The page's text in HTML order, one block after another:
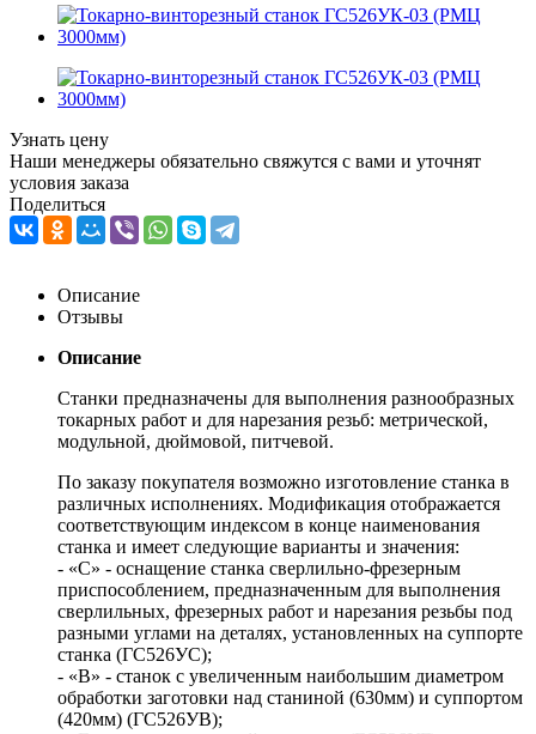
Узнать цену
Наши менеджеры обязательно свяжутся с вами и уточнят
условия заказа
Поделиться
Описание
Отзывы
Описание
Станки предназначены для выполнения разнообразных
токарных работ и для нарезания резьб: метрической,
модульной, дюймовой, питчевой.
По заказу покупателя возможно изготовление станка в
различных исполнениях. Модификация отображается
соответствующим индексом в конце наименования
станка и имеет следующие варианты и значения:
- «С» - оснащение станка сверлильно-фрезерным
приспособлением, предназначенным для выполнения
сверлильных, фрезерных работ и нарезания резьбы под
разными углами на деталях, установленных на суппорте
станка (ГС526УС);
- «В» - станок с увеличенным наибольшим диаметром
обработки заготовки над станиной (630мм) и суппортом
(420мм) (ГС526УВ);